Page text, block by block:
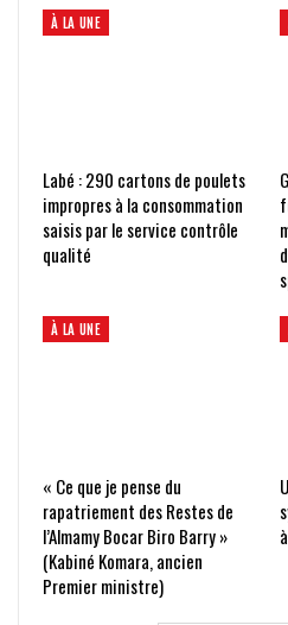
À LA UNE
Labé : 290 cartons de poulets
impropres à la consommation
saisis par le service contrôle
qualité
À LA UNE
« Ce que je pense du
rapatriement des Restes de
l’Almamy Bocar Biro Barry »
(Kabiné Komara, ancien
Premier ministre)